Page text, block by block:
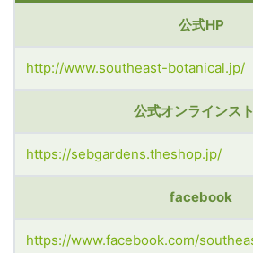
公式HP
http://www.southeast-botanical.jp/
公式オンラインス
https://sebgardens.theshop.jp/
facebook
https://www.facebook.com/